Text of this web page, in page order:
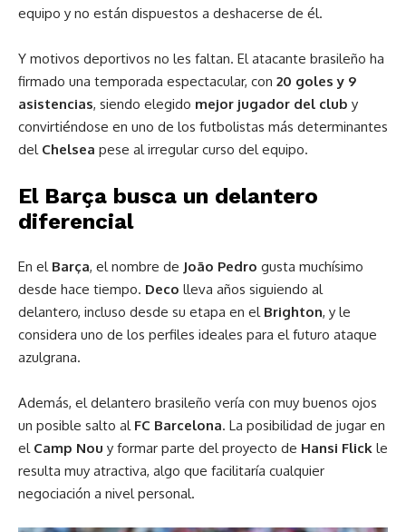
equipo y no están dispuestos a deshacerse de él.
Y motivos deportivos no les faltan. El atacante brasileño ha
firmado una temporada espectacular, con 20 goles y 9
asistencias, siendo elegido mejor jugador del club y
convirtiéndose en uno de los futbolistas más determinantes
del Chelsea pese al irregular curso del equipo.
El Barça busca un delantero
diferencial
En el Barça, el nombre de João Pedro gusta muchísimo
desde hace tiempo. Deco lleva años siguiendo al
delantero, incluso desde su etapa en el Brighton, y le
considera uno de los perfiles ideales para el futuro ataque
azulgrana.
Además, el delantero brasileño vería con muy buenos ojos
un posible salto al FC Barcelona. La posibilidad de jugar en
el Camp Nou y formar parte del proyecto de Hansi Flick le
resulta muy atractiva, algo que facilitaría cualquier
negociación a nivel personal.